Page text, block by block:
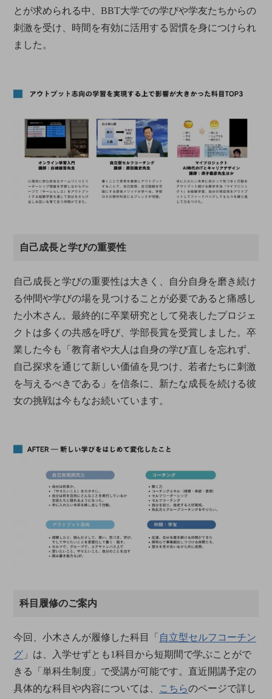
とが求められる中、BBT大学での学びや学友たちからの
刺激を受け、時間を有効に活用する習慣を身につけられ
ました。
自己成長と学びの重要性
自己成長と学びの重要性は大きく、自分自身を磨き続け
る仲間や学びの場を見つけることが必要であると痛感し
た小木さん。最終的に卒業研究として発表したプロジェ
クトは多くの共感を呼び、学部長賞を受賞しました。卒
業した今も「教育者や大人は自身の学び直しを忘れず、
自己探求を通じて新しい価値を見つけ、若者たちに刺激
を与えるべきである」を信条に、新たな成長を続ける彼
女の挑戦は今もなお続いています。
科目履修のご案内
今回、小木さんが履修した科目「 自立型セルフコーチン
グ 」は、入学せずとも1科目から短期間で学ぶことがで
きる「単科生制度」で受講が可能です。直近開講予定の
具体的な科目や内容については、 こちらのページで詳し